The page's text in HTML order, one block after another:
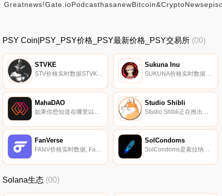
PSY Coin|PSY_PSY价格_PSY最新价格_PSY交易所 (00)
STVKE
STV价格实时数据STVKE是一个无主、去中心化的平台,提供易于使用的UI,满足提供复杂代币创建、基本代币创建、质押和耕种合同以及自动锁定Uniswap上流动性的预售合同等目标.
Sukuna Inu
SUKUNA价格实时数据因纽特人生来就肩负着为社区服务的使命。Sukuna是一个社区表情符号,所有权将被放弃。这对所有投资者来说都是完全安全的。该项目将朝着NFT和冒险游戏的方向发展,为动漫迷提供越洋之旅的体验。游戏将分为多个级别,挑战不断增加,奖励更高,政策与通胀平衡.
MahaDAO Studio Shibli
FanVerse
FANV价格实时数据, FanVerse是一个影响者市场,通过非可替代代币（NFT）将影响者与其粉丝联系起来。该平台兼顾图片和视频内容,并协调创作者、用户和创作者机构的激励措施。这是通过FanVerse实用令牌-（FANV）在平台内的流通来实现的.
SolCondoms
SolCondoms是索拉纳区块链上$CONDOMS实用代币的创始人,也是未来提供NFT项目详细研究和分析的平台创建者。我们的目标是提供一站式研究解决方案,即平台,以查找、分析和收集索拉纳区块链上新创建的NFT项目的信息。目前,许多信息分散在多个平台上,将信息与噪声分离是极其困难的.
Solana生态 (00)